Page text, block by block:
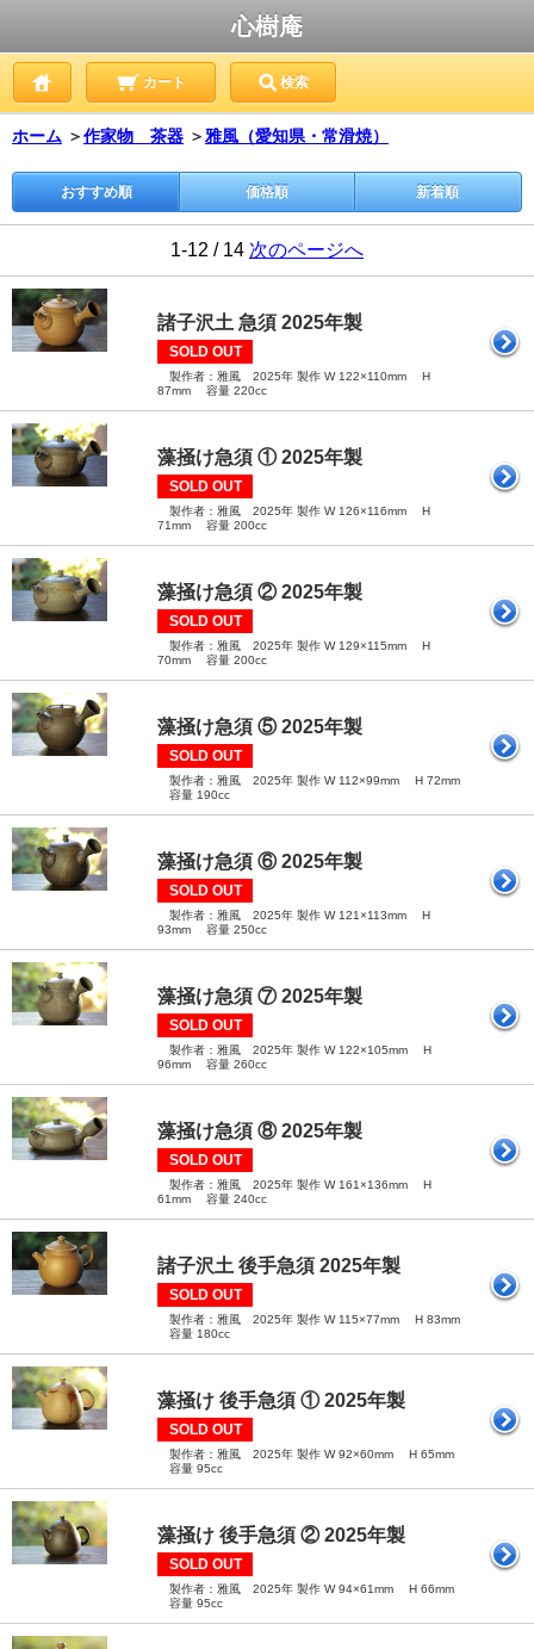
心樹庵
カート 検索
ホーム ＞作家物 茶器 ＞雅風（愛知県・常滑焼）
おすすめ順 価格順 新着順
1-12 / 14 次のページへ
諸子沢土 急須 2025年製
SOLD OUT
製作者：雅風 2025年 製作 W 122×110mm H
87mm 容量 220cc
藻掻け急須 ① 2025年製
SOLD OUT
製作者：雅風 2025年 製作 W 126×116mm H
71mm 容量 200cc
藻掻け急須 ② 2025年製
SOLD OUT
製作者：雅風 2025年 製作 W 129×115mm H
70mm 容量 200cc
藻掻け急須 ⑤ 2025年製
SOLD OUT
製作者：雅風 2025年 製作 W 112×99mm H 72mm
容量 190cc
藻掻け急須 ⑥ 2025年製
SOLD OUT
製作者：雅風 2025年 製作 W 121×113mm H
93mm 容量 250cc
藻掻け急須 ⑦ 2025年製
SOLD OUT
製作者：雅風 2025年 製作 W 122×105mm H
96mm 容量 260cc
藻掻け急須 ⑧ 2025年製
SOLD OUT
製作者：雅風 2025年 製作 W 161×136mm H
61mm 容量 240cc
諸子沢土 後手急須 2025年製
SOLD OUT
製作者：雅風 2025年 製作 W 115×77mm H 83mm
容量 180cc
藻掻け 後手急須 ① 2025年製
SOLD OUT
製作者：雅風 2025年 製作 W 92×60mm H 65mm
容量 95cc
藻掻け 後手急須 ② 2025年製
SOLD OUT
製作者：雅風 2025年 製作 W 94×61mm H 66mm
容量 95cc